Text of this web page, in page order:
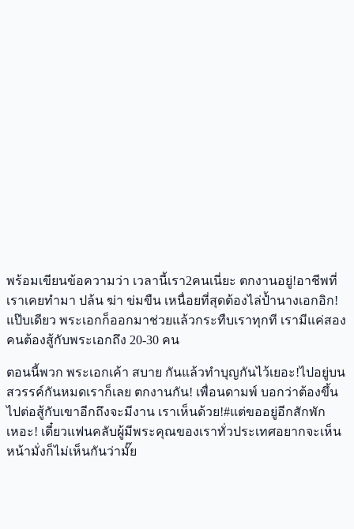
พร้อมเขียนข้อความว่า เวลานี้เรา2คนเนี่ยะ ตกงานอยู่!อาชีพที่
เราเคยทำมา ปล้น ฆ่า ข่มขืน เหนื่อยที่สุดต้องไล่ป้ำนางเอกอิก!
แป๊บเดียว พระเอกก็ออกมาช่วยแล้วกระทืบเราทุกที เรามีแค่สอง
คนต้องสู้กับพระเอกถึง 20-30 คน
ตอนนี้พวก พระเอกเค้า สบาย กันแล้วทำบุญกันไว้เยอะ!ไปอยู่บน
สวรรค์กันหมดเราก็เลย ตกงานกัน! เพื่อนดามพ์ บอกว่าต้องขึ้น
ไปต่อสู้กับเขาอีกถึงจะมีงาน เราเห็นด้วย!#แต่ขออยู่อีกสักพัก
เหอะ! เดี๋ยวแฟนคลับผู้มีพระคุณของเราทั่วประเทศอยากจะเห็น
หน้ามั่งก็ไม่เห็นกันว่ามั๊ย